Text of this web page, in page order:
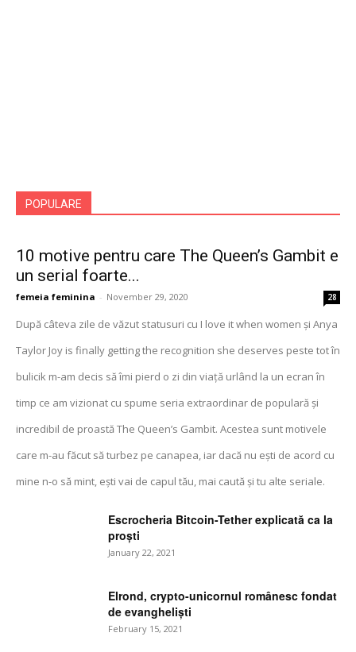
POPULARE
10 motive pentru care The Queen’s Gambit e
un serial foarte...
femeia feminina - November 29, 2020 28
După câteva zile de văzut statusuri cu I love it when women și Anya
Taylor Joy is finally getting the recognition she deserves peste tot în
bulicik m-am decis să îmi pierd o zi din viață urlând la un ecran în
timp ce am vizionat cu spume seria extraordinar de populară și
incredibil de proastă The Queen’s Gambit. Acestea sunt motivele
care m-au făcut să turbez pe canapea, iar dacă nu ești de acord cu
mine n-o să mint, ești vai de capul tău, mai caută și tu alte seriale.
Escrocheria Bitcoin-Tether explicată ca la
proști
January 22, 2021
Elrond, crypto-unicornul românesc fondat
de evangheliști
February 15, 2021